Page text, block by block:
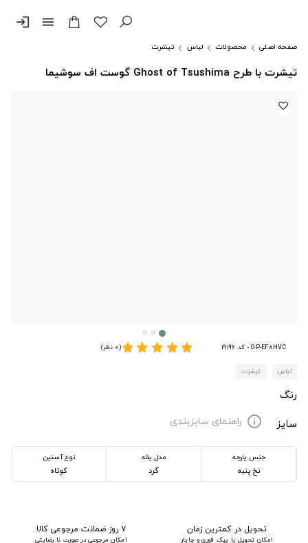
menu
login
صفحه اصلی محصولات لباس تیشرت
تیشرت با طرح Ghost of Tsushima گوست اف سوشیما
GP-EF8HVC - کد 19196 star
star
star
star
star(0 نظر)
لباس تیشرت
رنگ
سایز
info راهنمای سایزبندی
جنس پارچه
نخ پنبه
مدل یقه
گرد
نوع آستین
کوتاه
تحویل در کمترین زمان
امکان تحویل با پیک فوری و چاپار
۷ روز ضمانت مرجوعی کالا
امکان مرجوعی در صورت نا رضایتی